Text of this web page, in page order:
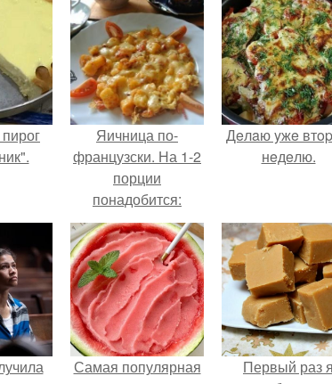
Яичница по-
французски. На 1-2
порции
понадобится:
Дeлaю yжe
нeдeлю.
Самая популярная
Первый раз